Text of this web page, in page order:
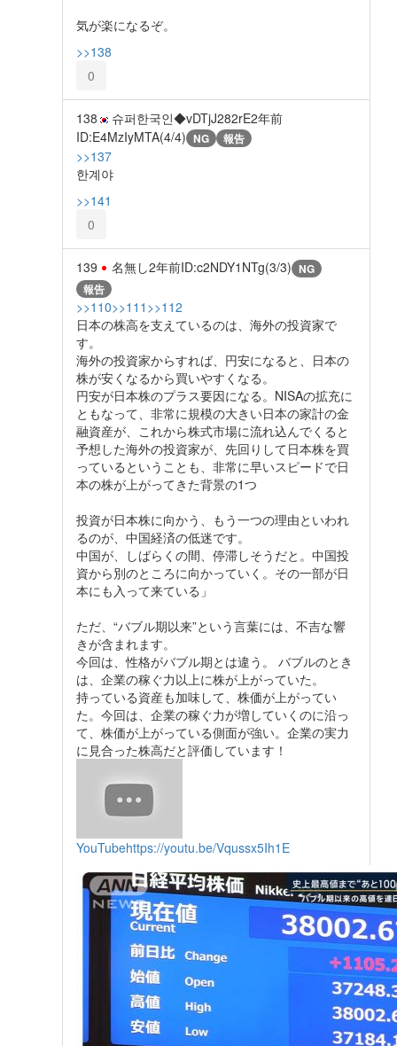
気が楽になるぞ。
>>138
0
138 슈퍼한국인◆vDTjJ282rE2年前
ID:E4MzIyMTA(4/4) NG 報告
>>137
한계야
>>141
0
139 名無し2年前ID:c2NDY1NTg(3/3) NG
報告
>>110>>111 >>112
日本の株高を支えているのは、海外の投資家で
す。
海外の投資家からすれば、円安になると、日本の
株が安くなるから買いやすくなる。
円安が日本株のプラス要因になる。NISAの拡充に
ともなって、非常に規模の大きい日本の家計の金
融資産が、これから株式市場に流れ込んでくると
予想した海外の投資家が、先回りして日本株を買
っているということも、非常に早いスピードで日
本の株が上がってきた背景の1つ
投資が日本株に向かう、もう一つの理由といわれ
るのが、中国経済の低迷です。
中国が、しばらくの間、停滞しそうだと。中国投
資から別のところに向かっていく。その一部が日
本にも入って来ている」
ただ、“バブル期以来”という言葉には、不吉な響
きが含まれます。
今回は、性格がバブル期とは違う。 バブルのとき
は、企業の稼ぐ力以上に株が上がっていた。
持っている資産も加味して、株価が上がってい
た。今回は、企業の稼ぐ力が増していくのに沿っ
て、株価が上がっている側面が強い。企業の実力
に見合った株高だと評価しています！
YouTubehttps://youtu.be/Vqussx5Ih1E